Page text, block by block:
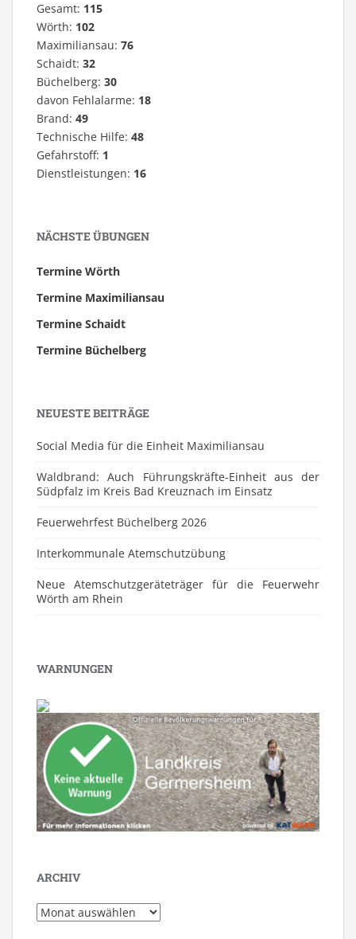
Gesamt: 115
Wörth: 102
Maximiliansau: 76
Schaidt: 32
Büchelberg: 30
davon Fehlalarme: 18
Brand: 49
Technische Hilfe: 48
Gefahrstoff: 1
Dienstleistungen: 16
NÄCHSTE ÜBUNGEN
Termine Wörth
Termine Maximiliansau
Termine Schaidt
Termine Büchelberg
NEUESTE BEITRÄGE
Social Media für die Einheit Maximiliansau
Waldbrand: Auch Führungskräfte-Einheit aus der
Südpfalz im Kreis Bad Kreuznach im Einsatz
Feuerwehrfest Büchelberg 2026
⁠Interkommunale Atemschutzübung
Neue Atemschutzgeräteträger für die Feuerwehr
Wörth am Rhein
WARNUNGEN
ARCHIV
Archiv